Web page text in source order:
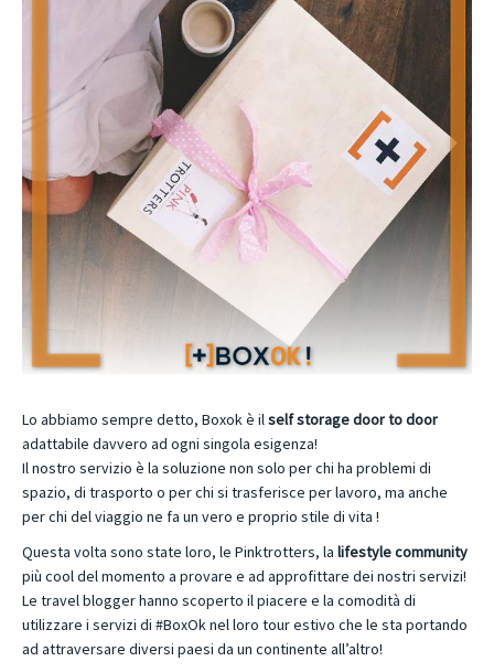
Lo abbiamo sempre detto, Boxok è ilself storage door to door
adattabile davvero ad ogni singola esigenza!
Il nostro servizio è la soluzione non solo per chi ha problemi di
spazio, di trasporto o per chi si trasferisce per lavoro, ma anche
per chi del viaggio ne fa un vero e proprio stile di vita !
Questa volta sono state loro, le Pinktrotters, la lifestyle community
più cool del momento a provare e ad approfittare dei nostri servizi!
Le travel blogger hanno scoperto il piacere e la comodità di
utilizzare i servizi di #‎BoxOk‬ nel loro tour estivo che le sta portando
ad attraversare diversi paesi da un continente all’altro!